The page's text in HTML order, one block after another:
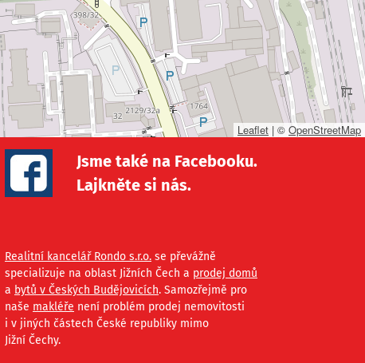
Leaflet | © OpenStreetMap
Jsme také na Facebooku.
Lajkněte si nás.
Realitní kancelář Rondo s.r.o. se převážně
specializuje na oblast Jižních Čech a prodej domů
a bytů v Českých Budějovicích. Samozřejmě pro
naše makléře není problém prodej nemovitosti
i v jiných částech České republiky mimo
Jižní Čechy.